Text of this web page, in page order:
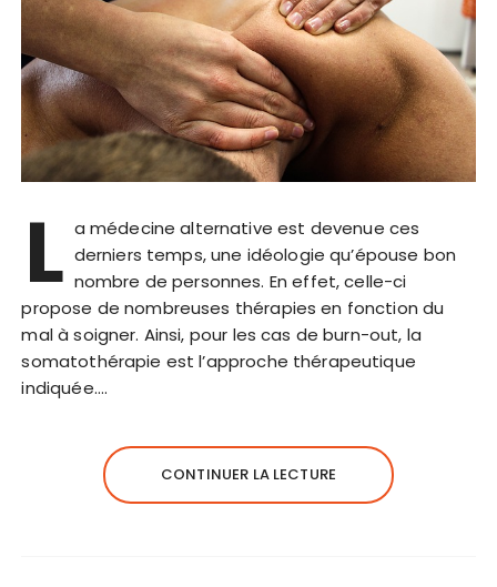
L a médecine alternative est devenue ces
derniers temps, une idéologie qu’épouse bon
nombre de personnes. En effet, celle-ci
propose de nombreuses thérapies en fonction du
mal à soigner. Ainsi, pour les cas de burn-out, la
somatothérapie est l’approche thérapeutique
indiquée….
CONTINUER LA LECTURE